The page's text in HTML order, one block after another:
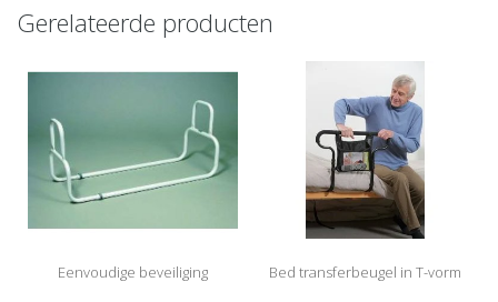
Gerelateerde producten
Eenvoudige beveiliging Bed transferbeugel in T-vorm